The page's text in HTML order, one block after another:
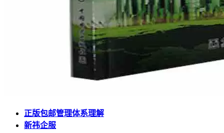
正版包邮管理体系理解
新祎企服